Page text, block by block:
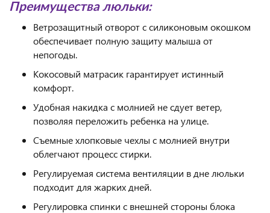
Преимущества люльки:
Ветрозащитный отворот с силиконовым окошком
обеспечивает полную защиту малыша от
непогоды.
Кокосовый матрасик гарантирует истинный
комфорт.
Удобная накидка с молнией не сдует ветер,
позволяя переложить ребенка на улице.
Съемные хлопковые чехлы с молнией внутри
облегчают процесс стирки.
Регулируемая система вентиляции в дне люльки
подходит для жарких дней.
Регулировка спинки с внешней стороны блока